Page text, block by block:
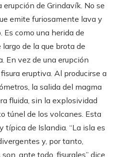
erupción de Grindavík. No se
emite furiosamente lava y
como una herida de
de la que brota de
En vez de una erupción
eruptiva. Al producirse a
la salida del magma
fluida, sin la explosividad
túnel de los volcanes. Esta
típica de Islandia. “La isla es
y, por tanto,
ante todo, fisurales” dice